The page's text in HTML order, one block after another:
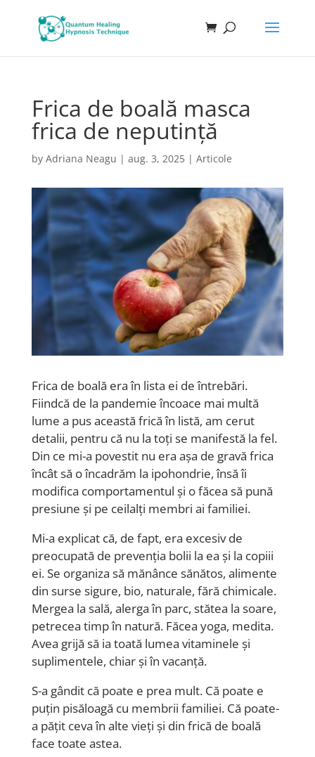
Frica de boală masca
frica de neputință
by Adriana Neagu | aug. 3, 2025| Articole
Frica de boală era în lista ei de întrebări.
Fiindcă de la pandemie încoace mai multă
lume a pus această frică în listă, am cerut
detalii, pentru că nu la toți se manifestă la fel.
Din ce mi-a povestit nu era așa de gravă frica
încât să o încadrăm la ipohondrie, însă îi
modifica comportamentul și o făcea să pună
presiune și pe ceilalți membri ai familiei.
Mi-a explicat că, de fapt, era excesiv de
preocupată de prevenția bolii la ea și la copiii
ei. Se organiza să mănânce sănătos, alimente
din surse sigure, bio, naturale, fără chimicale.
Mergea la sală, alerga în parc, stătea la soare,
petrecea timp în natură. Făcea yoga, medita.
Avea grijă să ia toată lumea vitaminele și
suplimentele, chiar și în vacanță.
S-a gândit că poate e prea mult. Că poate e
puțin pisăloagă cu membrii familiei. Că poate-
a pățit ceva în alte vieți și din frică de boală
face toate astea.